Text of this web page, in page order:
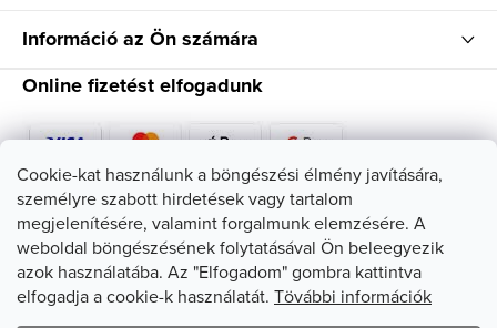
Cookie-kat használunk a böngészési élmény javítására,
személyre szabott hirdetések vagy tartalom
megjelenítésére, valamint forgalmunk elemzésére. A
weboldal böngészésének folytatásával Ön beleegyezik
azok használatába. Az "Elfogadom" gombra kattintva
elfogadja a cookie-k használatát. Tövábbi információk
Információ az Ön számára
Online fizetést elfogadunk
Kövessen minket